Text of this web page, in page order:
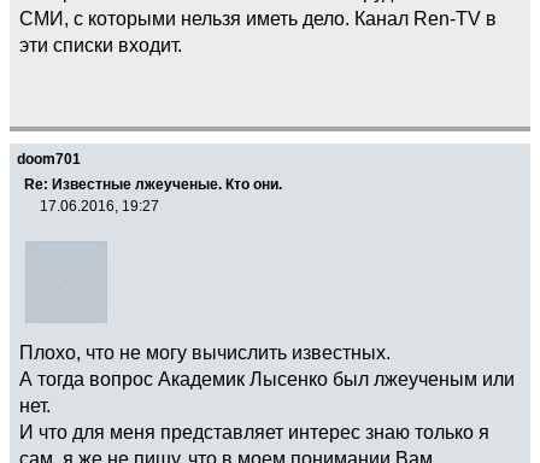
СМИ, с которыми нельзя иметь дело. Канал Ren-TV в
эти списки входит.
doom701
Re: Известные лжеученые. Кто они.
17.06.2016, 19:27
Плохо, что не могу вычислить известных.
А тогда вопрос Академик Лысенко был лжеученым или
нет.
И что для меня представляет интерес знаю только я
сам, я же не пишу, что в моем понимании Вам